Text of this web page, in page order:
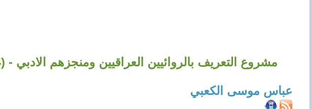
مشروع التعريف بالروائيين العراقيين ومنجزهم الادبي - (4)..
عباس موسى الكعبي